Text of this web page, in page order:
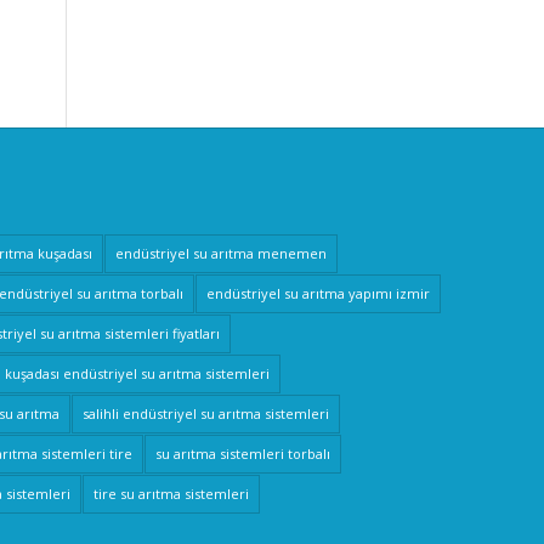
kuşadası endüstriyel su arıtma menemen
endüstriyel su arıtma torbalı endüstriyel su arıtma yapımı izmir
su arıtma sistemleri fiyatları
kuşadası endüstriyel su arıtma sistemleri
arıtma salihli endüstriyel su arıtma sistemleri
sistemleri tire su arıtma sistemleri torbalı
sistemleri tire su arıtma sistemleri